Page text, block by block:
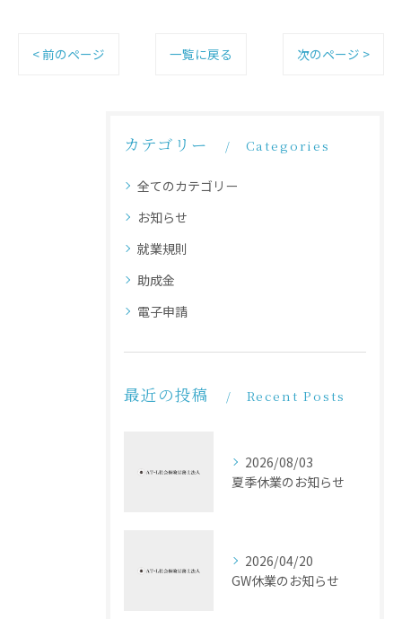
< 前のページ 一覧に戻る 次のページ >
カテゴリー Categories
全てのカテゴリー
お知らせ
就業規則
助成金
電子申請
最近の投稿 Recent Posts
2026/08/03
夏季休業のお知らせ
2026/04/20
GW休業のお知らせ